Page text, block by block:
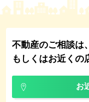
不動産のご相談は
もしくはお近くの
お